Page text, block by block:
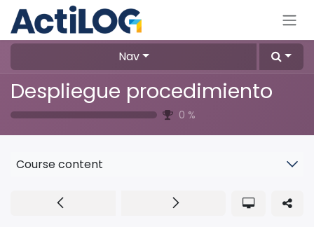
Skip to Content
Nav
Despliegue procedimiento
0 %
Course content